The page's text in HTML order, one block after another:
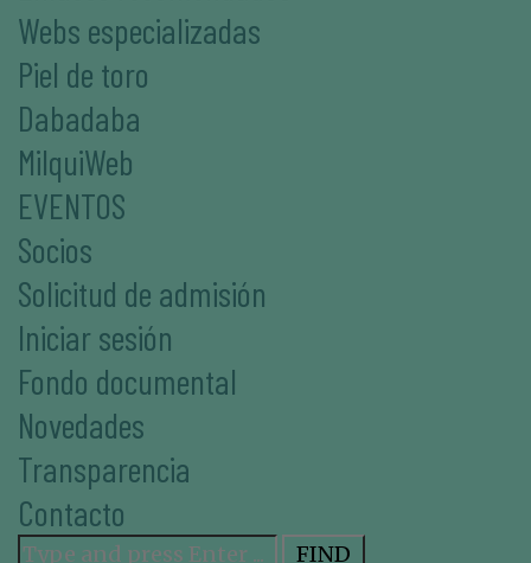
Webs especializadas
Piel de toro
Dabadaba
MilquiWeb
EVENTOS
Socios
Solicitud de admisión
Iniciar sesión
Fondo documental
Novedades
Transparencia
Contacto
Search